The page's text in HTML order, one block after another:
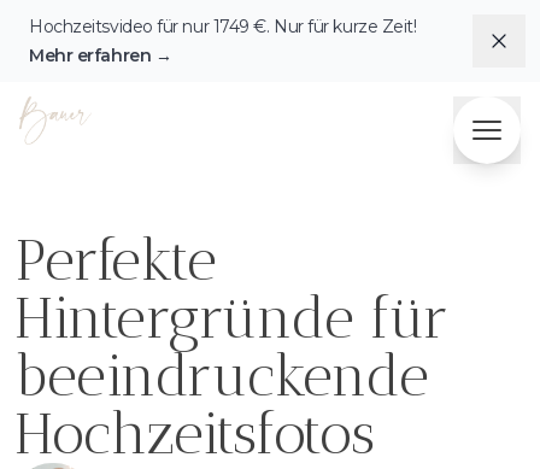
Hochzeitsvideo für nur1749 €. Nur für kurze Zeit!
Mehr erfahren →
Fotografie & Videografie Herzensbilder Bauer
Perfekte
Hintergründe für
beeindruckende
Hochzeitsfotos